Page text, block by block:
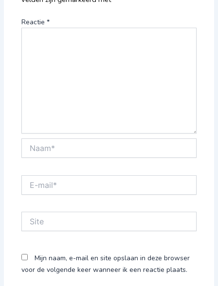
Reactie*
mail*
Mijn naam, e-mail en site opslaan in deze browser
voor de volgende keer wanneer ik een reactie plaats.